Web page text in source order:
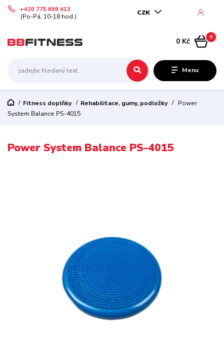
Menu
CZK
+420 775 699 413
(Po-Pá, 10-18 hod.)
0
0 Kč
Fitness doplňky Rehabilitace, gumy, podložky
Power
System Balance PS-4015
Power System Balance PS-4015